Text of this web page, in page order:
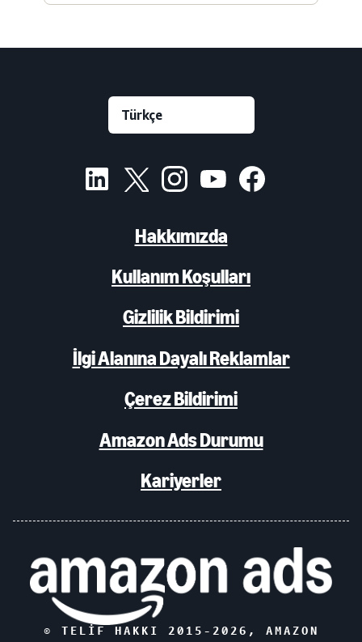
Hakkımızda
Kullanım Koşulları
Gizlilik Bildirimi
İlgi Alanına Dayalı Reklamlar
Çerez Bildirimi
Amazon Ads Durumu
Kariyerler
© TELIF HAKKI 2015- 2026 , AMAZON